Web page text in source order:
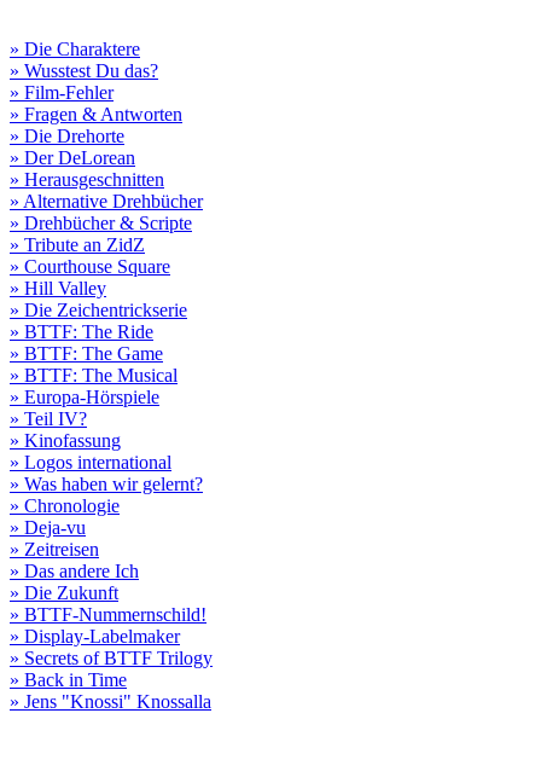
» Die Charaktere
» Wusstest Du das?
» Film-Fehler
» Fragen & Antworten
» Die Drehorte
» Der DeLorean
» Herausgeschnitten
» Alternative Drehbücher
» Drehbücher & Scripte
» Tribute an ZidZ
» Courthouse Square
» Hill Valley
» Die Zeichentrickserie
» BTTF: The Ride
» BTTF: The Game
» BTTF: The Musical
» Europa-Hörspiele
» Teil IV?
» Kinofassung
» Logos international
» Was haben wir gelernt?
» Chronologie
» Deja-vu
» Zeitreisen
» Das andere Ich
» Die Zukunft
» BTTF-Nummernschild!
» Display-Labelmaker
» Secrets of BTTF Trilogy
» Back in Time
» Jens "Knossi" Knossalla